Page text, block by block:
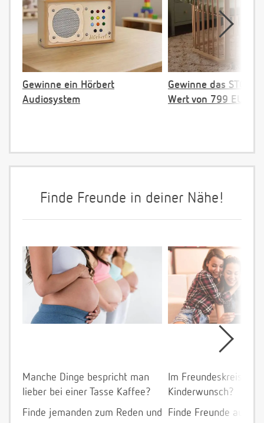
Gewinne ein Hörbert
Audiosystem
Gewinne das
Wert von 799 EUR
Finde Freunde in deiner Nähe!
Manche Dinge bespricht man
lieber bei einer Tasse Kaffee?
Finde jemanden zum Reden und
Im Freundeskreis
Kinderwunsch?
Finde Freunde aus